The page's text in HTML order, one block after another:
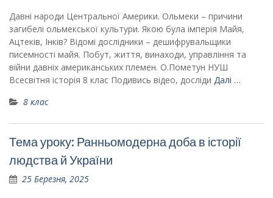
Давні народи Центральної Америки. Ольмеки – причини
загибелі ольмекської культури. Якою була імперія Майя,
Ацтеків, Інків? Відомі дослідники – дешифрувальщики
писемності майя. Побут, життя, винаходи, управління та
війни давніх американських племен. О.Пометун НУШ
Всесвітня історія 8 клас Подивись відео, досліди Далі …
8 клас
Тема уроку: Ранньомодерна доба в історії
людства й України
25 Березня, 2025